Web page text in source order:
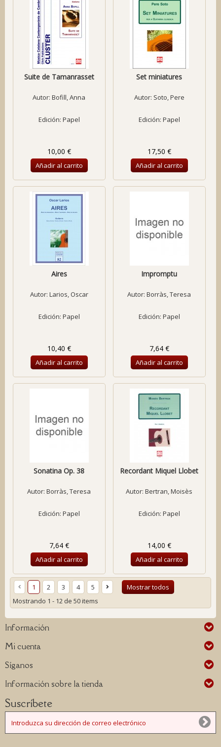
Suite de Tamanrasset
Autor:Bofill, Anna
Edición: Papel
10,00 €
Añadir al carrito
Set miniatures
Autor: Soto, Pere
Edición: Papel
17,50 €
Añadir al carrito
Aires
Autor: Larios, Oscar
Edición: Papel
10,40 €
Añadir al carrito
Impromptu
Autor:Borràs, Teresa
Edición: Papel
7,64 €
Añadir al carrito
Sonatina Op. 38
Autor:Borràs, Teresa
Edición: Papel
7,64 €
Añadir al carrito
Recordant Miquel Llobet
Autor:Bertran, Moisès
Edición: Papel
14,00 €
Añadir al carrito
Mostrar todos
1 2 3 4
5
Mostrando 1 - 12 de 50 items
Información
Mi cuenta
Síganos
Información sobre la tienda
Suscríbete